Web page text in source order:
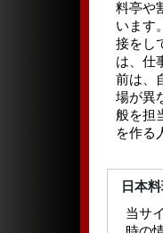
料亭や
います
接をし
は、仕
前は、
場が異
般を担
を作る
日本
当サ